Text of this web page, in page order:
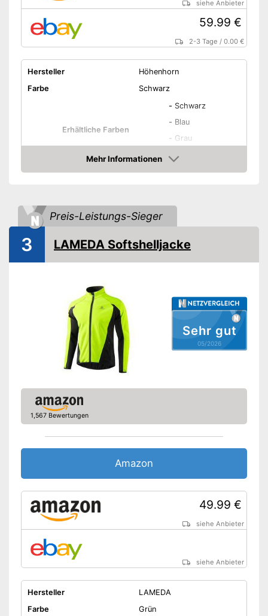
Vorteile
Wärmedämmung
Brusttasche für Sonnenbrille
Amazon Lieferzeit
siehe Anbieter
siehe Anbieter
59.99 €
2-3 Tage /0.00 €
Hersteller
Höhenhorn
Farbe
Schwarz
Erhältliche Farben
- Schwarz
- Blau
- Grau
-
Grün
Erhältliche Größen
S - 3XL
Verschluss
Klettverschluss,
Reißverschluss
Winddicht
Seitentaschen
Brusttasche
Versehen mit Reißverschluss-
Wärmeisolation
Verstauungsmöglichkeiten
Amazon Lieferzeit
siehe Anbieter
Mehr Informationen
Amazon
Preis-Leistungs-Sieger
Sehr gut
05/2026
3 LAMEDA Softshelljacke
1,567 Bewertungen
Amazon
49.99 €
siehe Anbieter
siehe Anbieter
Hersteller
LAMEDA
Farbe
Grün